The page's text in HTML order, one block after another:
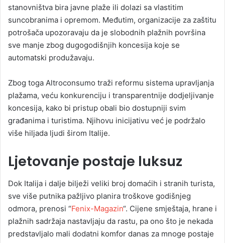
stanovništva bira javne plaže ili dolazi sa vlastitim
suncobranima i opremom. Međutim, organizacije za zaštitu
potrošača upozoravaju da je slobodnih plažnih površina
sve manje zbog dugogodišnjih koncesija koje se
automatski produžavaju.
Zbog toga Altroconsumo traži reformu sistema upravljanja
plažama, veću konkurenciju i transparentnije dodjeljivanje
koncesija, kako bi pristup obali bio dostupniji svim
građanima i turistima. Njihovu inicijativu već je podržalo
više hiljada ljudi širom Italije.
Ljetovanje postaje luksuz
Dok Italija i dalje bilježi veliki broj domaćih i stranih turista,
sve više putnika pažljivo planira troškove godišnjeg
odmora, prenosi “Fenix-Magazin“. Cijene smještaja, hrane i
plažnih sadržaja nastavljaju da rastu, pa ono što je nekada
predstavljalo mali dodatni komfor danas za mnoge postaje